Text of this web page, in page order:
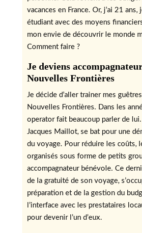
vacances en France. Or, j’ai 21 ans,
étudiant avec des moyens
mon envie de découvrir le monde
Comment faire ?
Je deviens
Nouvelles Frontières
Je décide d’aller trainer mes
Nouvelles Frontières. Dans les
operator fait beaucoup parler de
Jacques Maillot, se bat pour une
du voyage. Pour réduire les coûts,
organisés sous forme de petits
accompagnateur bénévole. Ce
de la gratuité de son voyage,
préparation et de la gestion du
l’interface avec les prestataires
pour devenir l’un d’eux.